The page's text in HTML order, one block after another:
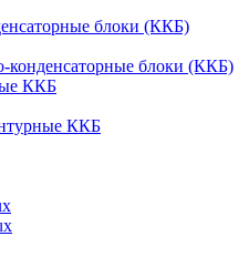
блоки (ККБ)
конденсаторные блоки (ККБ)
ККБ
ККБ